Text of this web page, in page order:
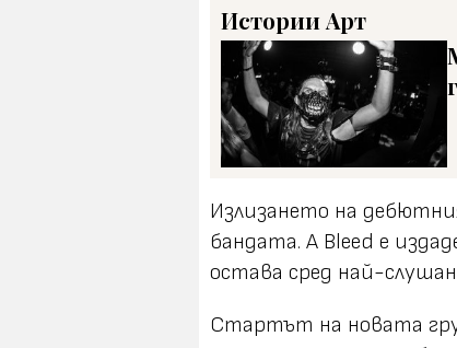
ИсторииАрт
Излизането на
бандата. А Bleed е
остава сред най-
Стартът на новата